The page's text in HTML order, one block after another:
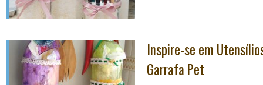
Inspire-se em
Garrafa Pet